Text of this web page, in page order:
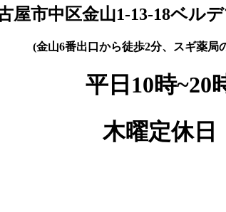
屋市中区金山1-13-18ベル
(金山6番出口から徒歩2分、スギ薬局
平日10時~20
木曜定休日